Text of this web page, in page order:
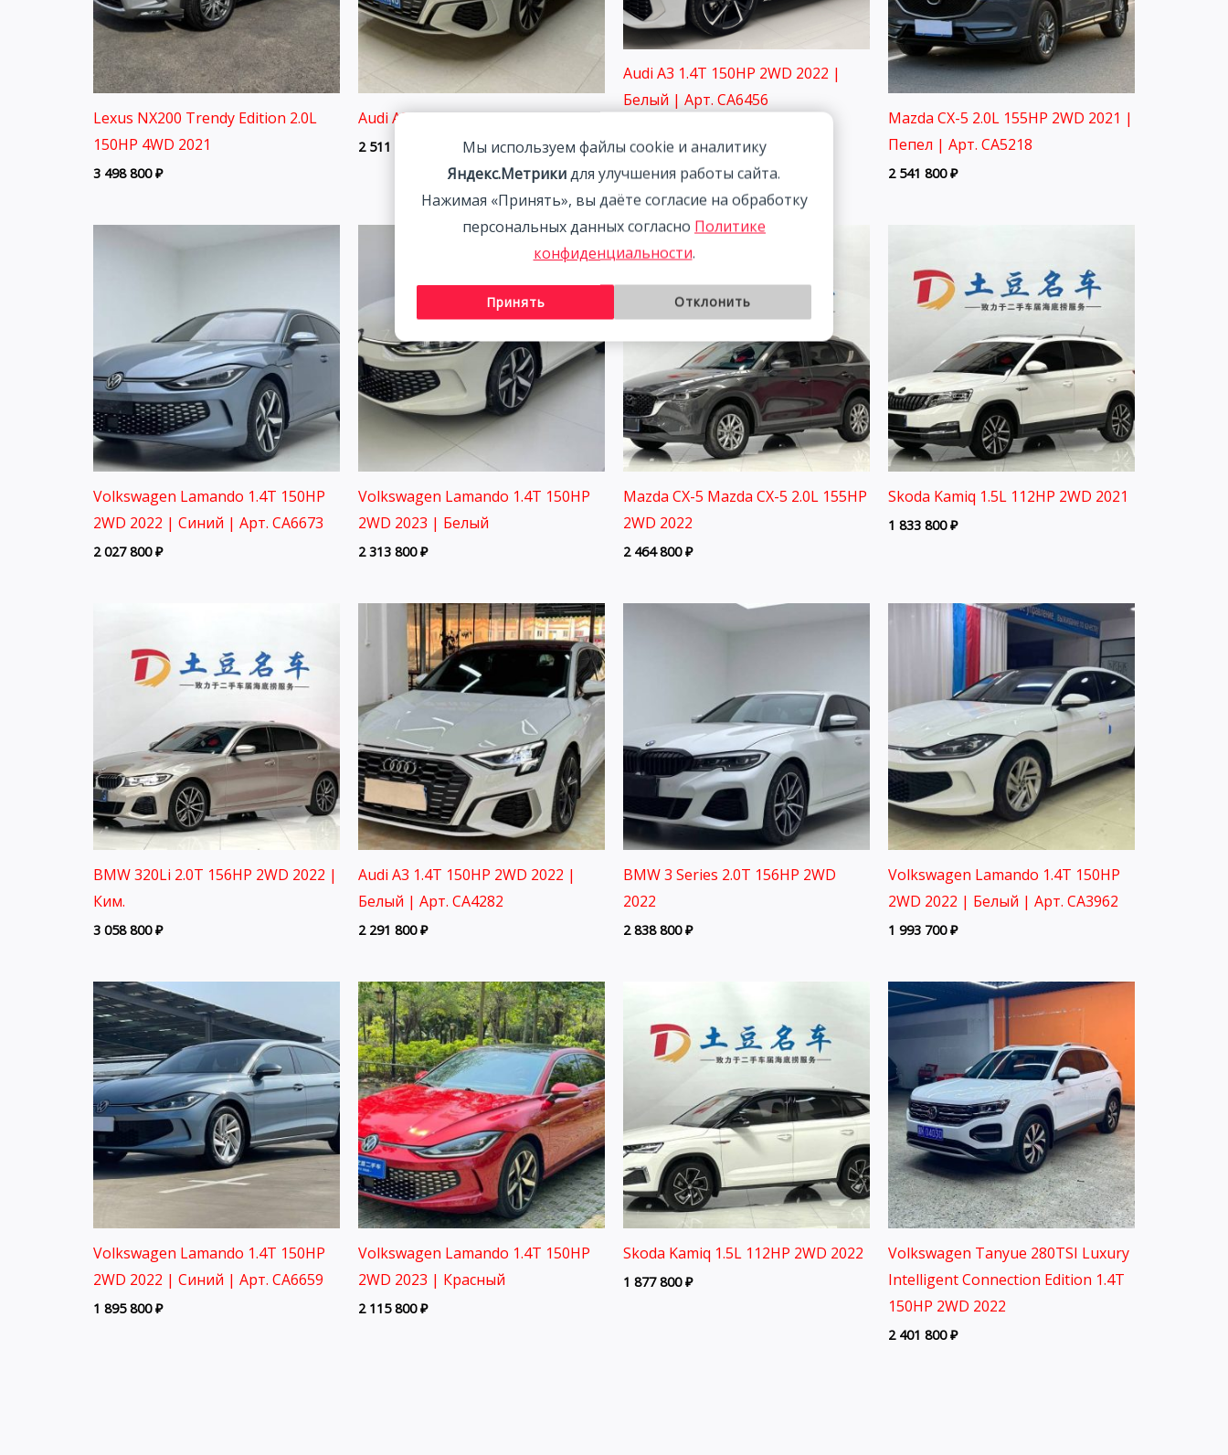
Lexus NX200 Trendy Edition 2.0L
150HP 4WD 2021
3 498 800₽
Audi A3L 1.4L 150HP 2WD 2022
2 511 800
Audi A3 1.4T 150HP 2WD 2022 |
Белый | Арт. CA6456
Mazda CX-5 2.0L 155HP 2WD 2021 |
Пепел | Арт. CA5218
2 541 800₽
Volkswagen Lamando 1.4T 150HP
2WD 2022 | Синий | Арт. CA6673
2 027 800₽
Volkswagen Lamando 1.4T 150HP
2WD 2023 | Белый
2 313 800₽
Mazda CX-5 Mazda CX-5 2.0L 155HP
2WD 2022
2 464 800₽
Skoda Kamiq 1.5L 112HP 2WD 2021
1 833 800₽
BMW 320Li 2.0T 156HP 2WD 2022 |
Ким.
3 058 800₽
Audi A3 1.4T 150HP 2WD 2022 |
Белый | Арт. CA4282
2 291 800₽
BMW 3 Series 2.0T 156HP 2WD
2022
2 838 800₽
Volkswagen Lamando 1.4T 150HP
2WD 2022 | Белый | Арт. CA3962
1 993 700₽
Volkswagen Lamando 1.4T 150HP
2WD 2022 | Синий | Арт. CA6659
1 895 800₽
Volkswagen Lamando 1.4T 150HP
2WD 2023 | Красный
2 115 800₽
Skoda Kamiq 1.5L 112HP 2WD 2022
1 877 800₽
Volkswagen Tanyue 280TSI Luxury
Intelligent Connection Edition 1.4T
150HP 2WD 2022
2 401 800₽
Мы используем файлы cookie и аналитику
Яндекс.Метрикидля улучшения работы сайта.
Нажимая «Принять», вы даёте согласие на обработку
персональных данных согласно Политике
конфиденциальности.
Принять Отклонить